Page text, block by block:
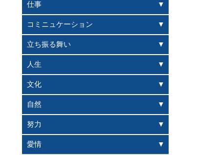
仕事
コミニュケーション
立ち振る舞い
人生
文化
自然
努力
愛情